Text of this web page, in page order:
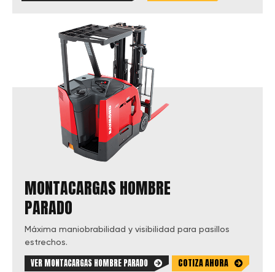
MONTACARGAS HOMBRE
PARADO
Máxima maniobrabilidad y visibilidad para pasillos
estrechos.
VER MONTACARGAS HOMBRE PARADO COTIZA AHORA